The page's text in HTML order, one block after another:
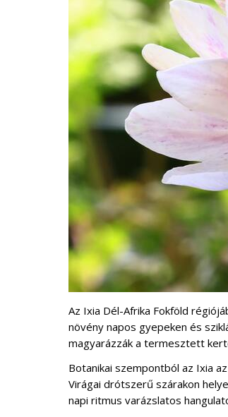
Az Ixia Dél-Afrika Fokföld
növény napos gyepeken és
magyarázzák a termesztett
Botanikai szempontból az Ixia
Virágai drótszerű szárakon
napi ritmus varázslatos